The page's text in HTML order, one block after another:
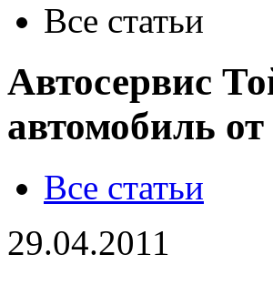
Все статьи
Автосервис
автомобиль
Все статьи
29.04.2011